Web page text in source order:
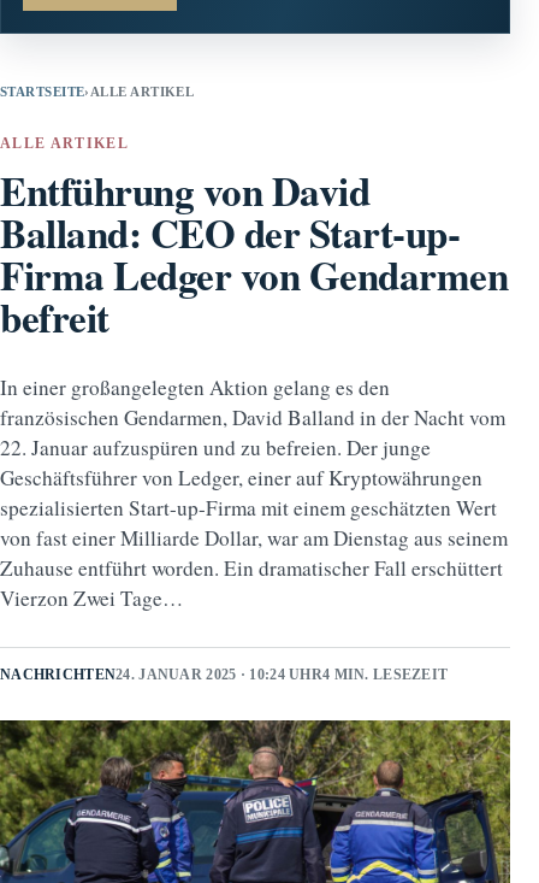
STARTSEITE› ALLE ARTIKEL
ALLE ARTIKEL
Entführung von David
Balland: CEO der Start-up-
Firma Ledger von Gendarmen
befreit
In einer großangelegten Aktion gelang es den
französischen Gendarmen, David Balland in der Nacht vom
22. Januar aufzuspüren und zu befreien. Der junge
Geschäftsführer von Ledger, einer auf Kryptowährungen
spezialisierten Start-up-Firma mit einem geschätzten Wert
von fast einer Milliarde Dollar, war am Dienstag aus seinem
Zuhause entführt worden. Ein dramatischer Fall erschüttert
Vierzon Zwei Tage…
NACHRICHTEN24. JANUAR 2025 · 10:24 UHR4 MIN. LESEZEIT